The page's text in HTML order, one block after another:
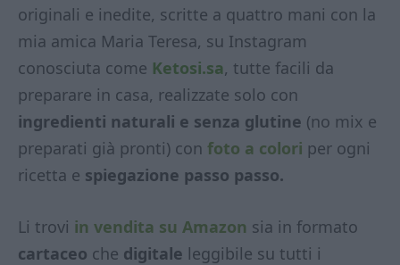
originali e inedite, scritte a quattro mani con la
mia amica Maria Teresa, su Instagram
conosciuta come Ketosi.sa, tutte facili da
preparare in casa, realizzate solo con
ingredienti naturali e senza glutine (no mix e
preparati già pronti) con foto a colori per ogni
ricetta e spiegazione passo passo.
Li trovi in vendita su Amazon sia in formato
cartaceo che digitale leggibile su tutti i